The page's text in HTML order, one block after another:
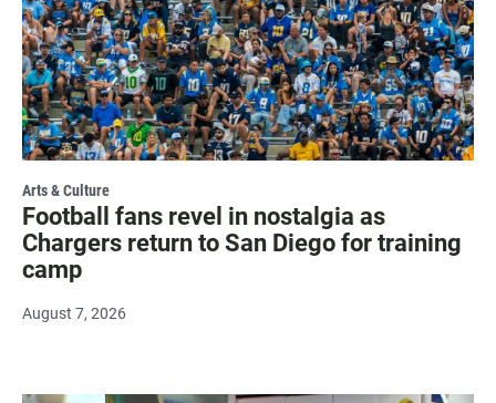
Arts & Culture
Football fans revel in nostalgia as
Chargers return to San Diego for training
camp
August 7, 2026